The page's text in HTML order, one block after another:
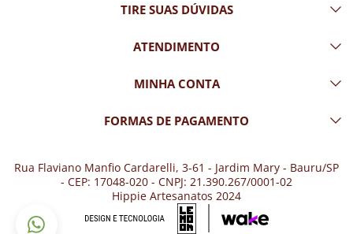
TIRE SUAS DÚVIDAS
ATENDIMENTO
MINHA CONTA
FORMAS DE PAGAMENTO
Rua Flaviano Manfio Cardarelli, 3-61 - Jardim Mary - Bauru/SP
- CEP: 17048-020 - CNPJ: 21.390.267/0001-02
Hippie Artesanatos 2024